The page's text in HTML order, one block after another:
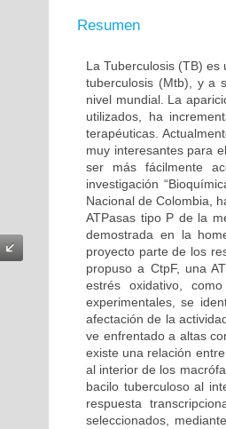
Resumen
La Tuberculosis (TB)
tuberculosis (Mtb), y a
nivel mundial. La
utilizados, ha
terapéuticas.
muy interesantes para
ser más fácilmente
investigación
Nacional de Colombia,
ATPasas tipo P de la
demostrada en la
proyecto parte de los
propuso a CtpF, una
estrés oxidativo,
experimentales, se
afectación de la
ve enfrentado a altas
existe una relación
al interior de los
bacilo tuberculoso al
respuesta
seleccionados,